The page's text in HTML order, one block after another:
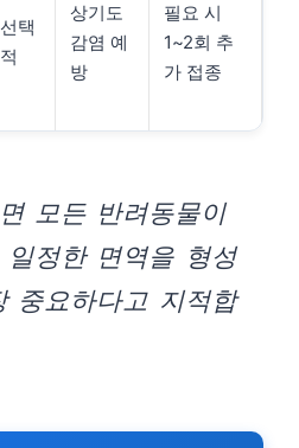
선택
적
상기도
감염 예
방
필요 시
1~2회 추
가 접종
모든 반려동물이
일정한 면역을 형성
중요하다고 지적합